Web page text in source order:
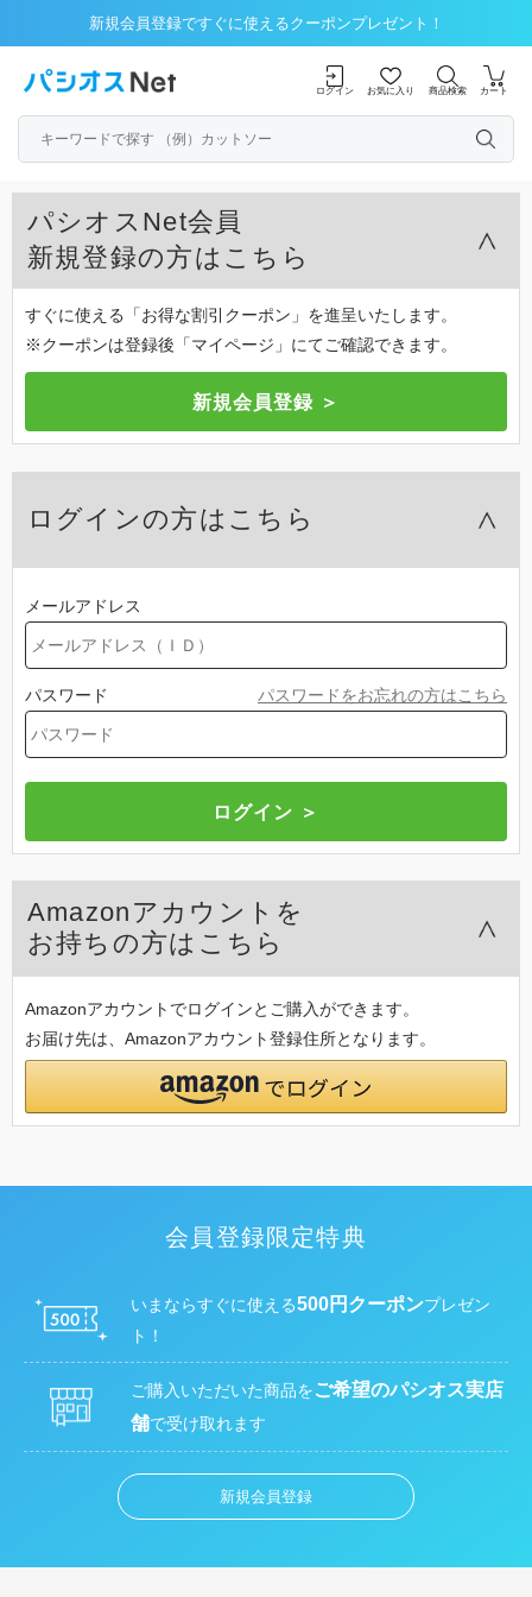
新規会員登録ですぐに使えるクーポンプレゼント！
ログイン お気に入り 商品検索 カート
パシオスNet会員
新規登録の方はこちら
すぐに使える「お得な割引クーポン」を進呈いたします。
※クーポンは登録後「マイページ」にてご確認できます。
ログインの方はこちら
メールアドレス
パスワード パスワードをお忘れの方はこちら
Amazonアカウントを
お持ちの方はこちら
Amazonアカウントでログインとご購入ができます。
お届け先は、Amazonアカウント登録住所となります。
会員登録限定特典
いまならすぐに使える500円クーポンプレゼン
ト！
ご購入いただいた商品をご希望のパシオス実店
舗で受け取れます
新規会員登録